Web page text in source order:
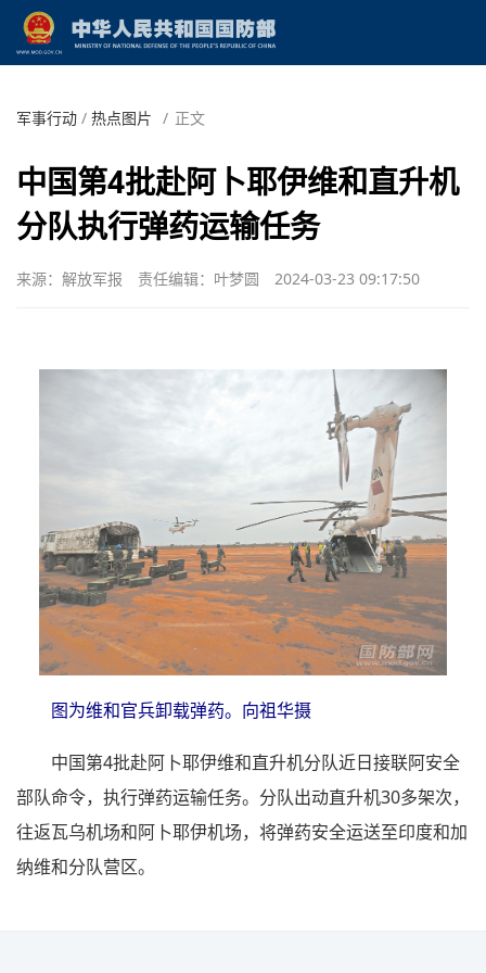
军事行动 / 热点图片 / 正文
中国第4批赴阿卜耶伊维和直升机
分队执行弹药运输任务
来源：解放军报 责任编辑：叶梦圆 2024-03-23 09:17:50
图为维和官兵卸载弹药。向祖华摄
中国第4批赴阿卜耶伊维和直升机分队近日接联阿安全
部队命令，执行弹药运输任务。分队出动直升机30多架次，
往返瓦乌机场和阿卜耶伊机场，将弹药安全运送至印度和加
纳维和分队营区。